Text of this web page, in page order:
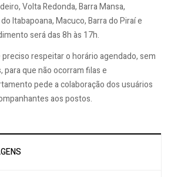
Volta Redonda, Barra Mansa,
Itabapoana, Macuco, Barra do Piraí e
será das 8h às 17h.
respeitar o horário agendado, sem
para que não ocorram filas e
pede a colaboração dos usuários
aos postos.